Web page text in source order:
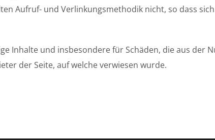
Aufruf- und Verlinkungsmethodik nicht, so dass
Inhalte und insbesondere für Schäden, die aus
der Seite, auf welche verwiesen wurde.